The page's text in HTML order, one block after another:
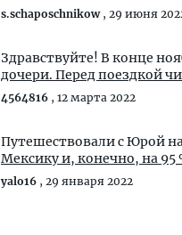
s.schaposchnikow, 29 июня
Здравствуйте! В конце
дочери. Перед
4564816 , 12 марта 2022
Путешествовали с Юрой
Мексику и, конечно, на
yalo16 , 29 января 2022